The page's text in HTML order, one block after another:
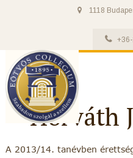
1118
Horváth
A 2013/14. tanévben